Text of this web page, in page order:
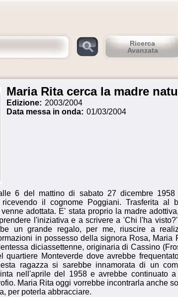
Ricerca
Avanzata
Maria Rita cerca la madre
Edizione: 2003/2004
Data messa in onda: 01/03/2004
6 del mattino di sabato 27 dicembre 1958
il cognome Poggiani. Trasferita al
adottata. E' stata proprio la madre
l'iniziativa e a scrivere a 'Chi l'ha
un grande regalo, per me, riuscire a
in possesso della signora Rosa, Maria
diciassettenne, originaria di Cassino
quartiere Monteverde dove avrebbe
ragazza si sarebbe innamorata di un
nell'aprile del 1958 e avrebbe continuato
Maria Rita oggi vorrebbe incontrarla anche
per poterla abbracciare.